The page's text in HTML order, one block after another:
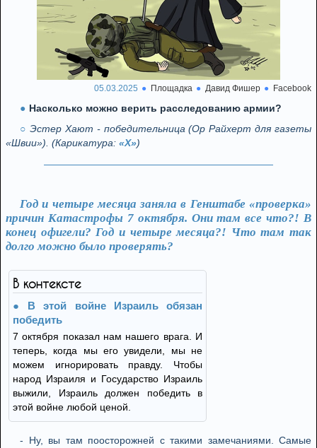
05.03.2025 Площадка Давид Фишер Facebook
Насколько можно верить расследованию армии?
Эстер Хают - победительница (Ор Райхерт для газеты
«Швии»). (Карикатура: «X»)
Год и четыре месяца заняла в Генштабе «проверка»
причин Катастрофы 7 октября. Они там все что?! В
конец офигели? Год и четыре месяца?! Что там так
долго можно было проверять?
В контексте
В этой войне Израиль обязан
победить
7 октября показал нам нашего врага. И
теперь, когда мы его увидели, мы не
можем игнорировать правду. Чтобы
народ Израиля и Государство Израиль
выжили, Израиль должен победить в
этой войне любой ценой.
- Ну, вы там поосторожней с такими замечаниями. Самые